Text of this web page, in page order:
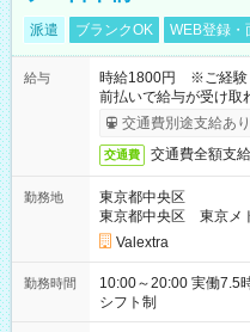
派遣 ブランクOK WEB登録・
給与
時給1800円 ※ご経験
前払いで給与が受け取
交通費別途支給あり
交通費 交通費全額支
勤務地
東京都中央区
東京都中央区 東京メ
Valextra
勤務時間
10:00～20:00 実働7.5時間／休憩1.5時間 営業時間に合わせた
シフト制